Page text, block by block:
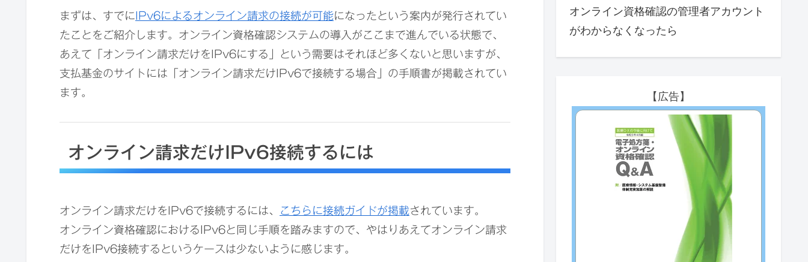
まずは、すでに IPv6によるオンライン請求の接続が可能になったという案内が発行されてい
たことをご紹介します。オンライン資格確認システムの導入がここまで進んでいる状態で、
あえて「オンライン請求だけをIPv6にする」という需要はそれほど多くないと思いますが、
支払基金のサイトには「オンライン請求だけIPv6で接続する場合」の手順書が掲載されてい
ます。
オンライン請求だけIPv6接続するには
オンライン請求だけをIPv6で接続するには、 こちらに接続ガイドが掲載されています。
オンライン資格確認におけるIPv6と同じ手順を踏みますので、やはりあえてオンライン請求
だけをIPv6接続するというケースは少ないように感じます。
オンライン資格確認の管理者アカウント
がわからなくなったら
【広告】